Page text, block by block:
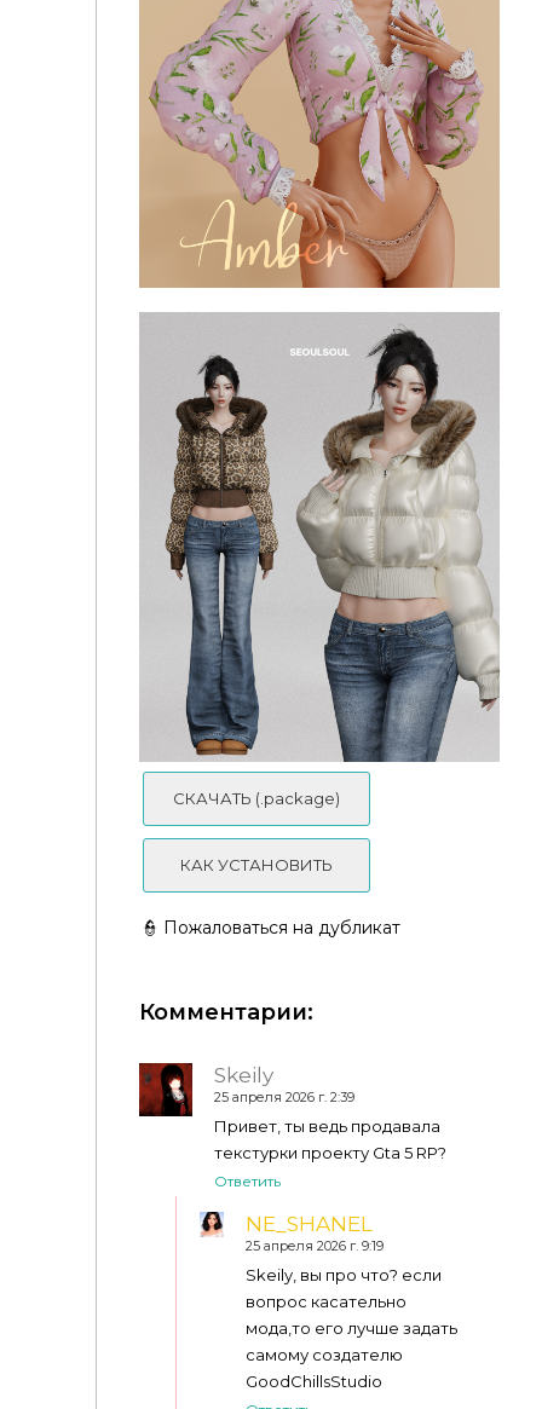
Топ - Brooke Puff Sleeves Corset
GoodChillsStudio - March's CC 2026 - Amber
Женская куртка - Female outerwear V4
СКАЧАТЬ (.package)
КАК УСТАНОВИТЬ
👮 Пожаловаться на дубликат
Комментарии:
Skeily
25 апреля 2026 г. 2:39
Привет, ты ведь продавала
текстурки проекту Gta 5 RP?
Ответить
NE_SHANEL
25 апреля 2026 г. 9:19
Skeily, вы про что? если
вопрос касательно
мода,то его лучше задать
самому создателю
GoodChillsStudio